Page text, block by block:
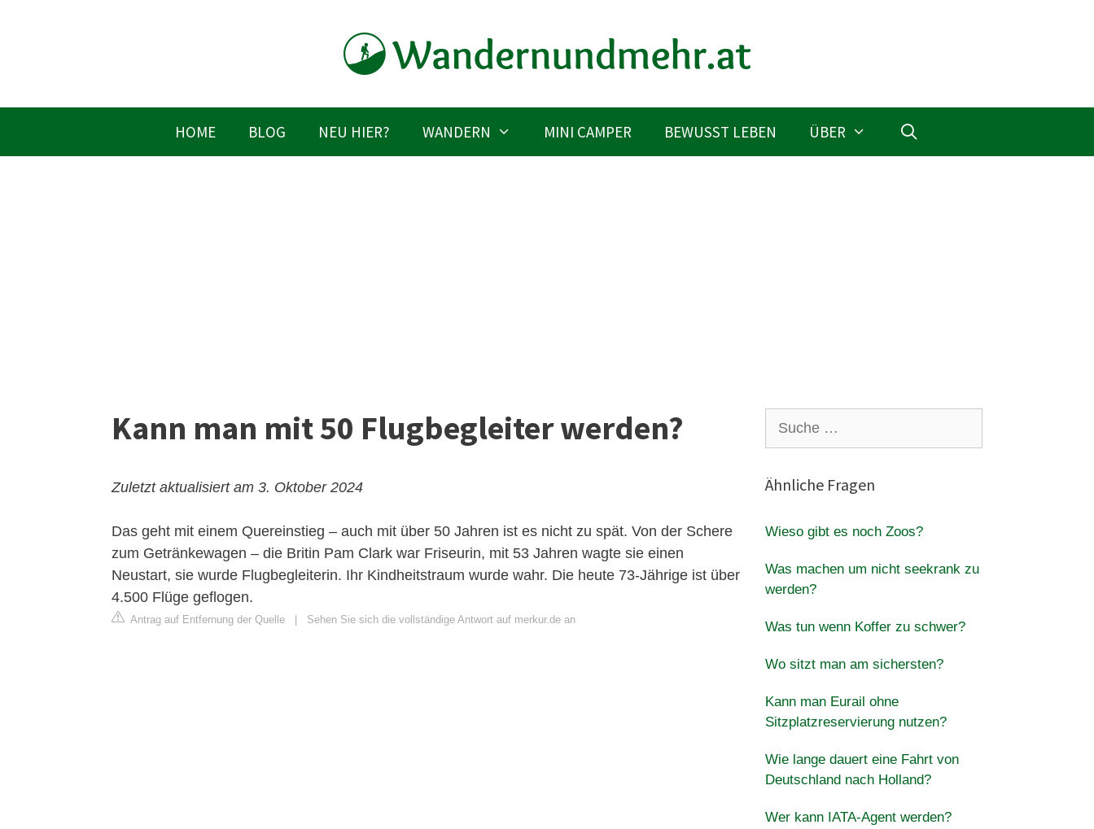
HOME BLOG NEU HIER? WANDERN MINI CAMPER BEWUSST LEBEN ÜBER
Kann man mit 50 Flugbegleiter werden?
Zuletzt aktualisiert am 3. Oktober 2024
Das geht mit einem Quereinstieg – auch mit über 50 Jahren ist es nicht zu spät. Von der Schere
zum Getränkewagen – die Britin Pam Clark war Friseurin, mit 53 Jahren wagte sie einen
Neustart, sie wurde Flugbegleiterin. Ihr Kindheitstraum wurde wahr. Die heute 73-Jährige ist über
4.500 Flüge geflogen.
Antrag auf Entfernung der Quelle Sehen Sie sich die vollständige Antwort auf merkur.de an
nach:
Ähnliche Fragen
Wieso gibt es noch Zoos?
Was machen um nicht seekrank zu
werden?
Was tun wenn Koffer zu schwer?
Wo sitzt man am sichersten?
Kann man Eurail ohne
Sitzplatzreservierung nutzen?
Wie lange dauert eine Fahrt von
Deutschland nach Holland?
Wer kann IATA-Agent werden?